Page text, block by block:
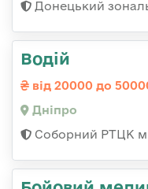
Донецький
Водій
від 20000 до
Дніпро
Соборний РТЦК